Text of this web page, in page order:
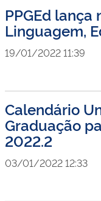
PPGEd
Linguagem,
19/01/2022 11:39
Calendário
Graduação
2022.2
03/01/2022 12:33